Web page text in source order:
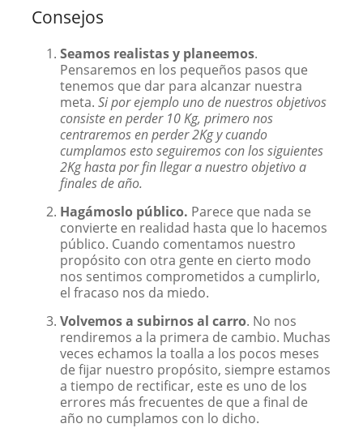
Consejos
Seamos realistas y planeemos.
Pensaremos en los pequeños pasos que
tenemos que dar para alcanzar nuestra
meta. Si por ejemplo uno de nuestros objetivos
consiste en perder 10 Kg, primero nos
centraremos en perder 2Kg y cuando
cumplamos esto seguiremos con los siguientes
2Kg hasta por fin llegar a nuestro objetivo a
finales de año.
Hagámoslo público. Parece que nada se
convierte en realidad hasta que lo hacemos
público. Cuando comentamos nuestro
propósito con otra gente en cierto modo
nos sentimos comprometidos a cumplirlo,
el fracaso nos da miedo.
Volvemos a subirnos al carro. No nos
rendiremos a la primera de cambio. Muchas
veces echamos la toalla a los pocos meses
de fijar nuestro propósito, siempre estamos
a tiempo de rectificar, este es uno de los
errores más frecuentes de que a final de
año no cumplamos con lo dicho.